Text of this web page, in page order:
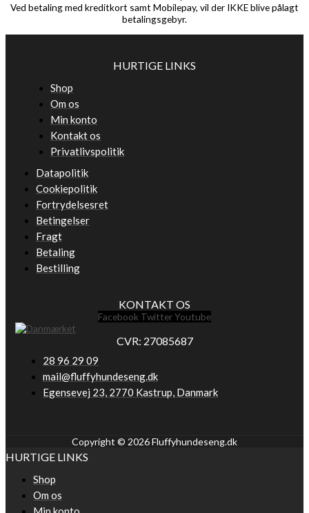
Ved betaling med kreditkort samt Mobilepay, vil der IKKE blive pålagt
betalingsgebyr.
HURTIGE LINKS
Shop
Om os
Min konto
Kontakt os
Privatlivspolitik
Datapolitik
Cookiepolitik
Fortrydelsesret
Betingelser
Fragt
Betaling
Bestilling
KONTAKT OS
Facebook TwitterYoutube
CVR: 27085687
28 96 29 09
mail@fluffyhundeseng.dk
Egensevej 23, 2770 Kastrup, Danmark
Copyright © 2026 Fluffyhundeseng.dk
HURTIGE LINKS
Shop
Om os